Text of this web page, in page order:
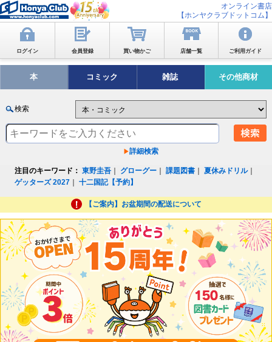
オンライン書店
【ホンヤクラブドットコム】
ログイン 会員登録 買い物かご 店舗一覧 ご利用ガイド
本 コミック 雑誌 その他商材
検索
詳細検索
注目のキーワード： 東野圭吾 グローグー ｜課題図書 ｜夏休みドリル｜
ゲッターズ 2027 ｜十二国記【予約】
【ご案内】お盆期間の配送について